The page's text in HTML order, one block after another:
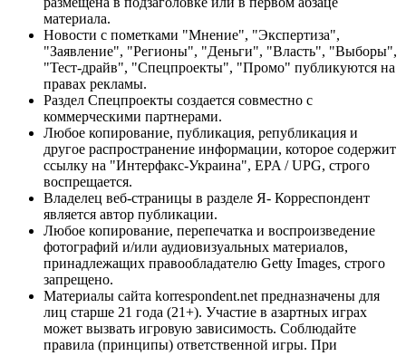
материала.
Новости с пометками "Мнение", "Экспертиза",
"Заявление", "Регионы", "Деньги", "Власть", "Выборы",
"Тест-драйв", "Спецпроекты", "Промо" публикуются на
правах рекламы.
Раздел Спецпроекты создается совместно с
коммерческими партнерами.
Любое копирование, публикация, републикация и
другое распространение информации, которое содержит
ссылку на "Интерфакс-Украина", EPA / UPG, строго
воспрещается.
Владелец веб-страницы в разделе Я- Корреспондент
является автор публикации.
Любое копирование, перепечатка и воспроизведение
фотографий и/или аудиовизуальных материалов,
принадлежащих правообладателю Getty Images, строго
запрещено.
Материалы сайта korrespondent.net предназначены для
лиц старше 21 года (21+). Участие в азартных играх
может вызвать игровую зависимость. Соблюдайте
правила (принципы) ответственной игры. При